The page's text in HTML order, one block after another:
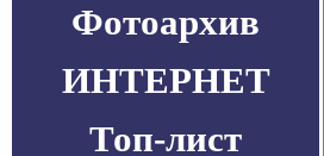
Фотоархив
ИНТЕРНЕТ
Топ-лист